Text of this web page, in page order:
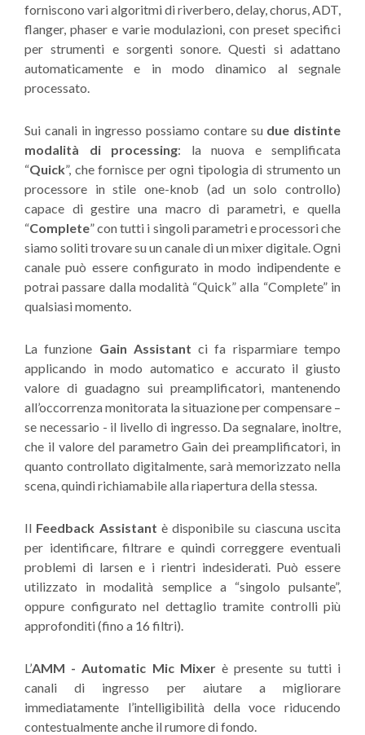
forniscono vari algoritmi di riverbero, delay, chorus, ADT,
flanger, phaser e varie modulazioni, con preset specifici
per strumenti e sorgenti sonore. Questi si adattano
automaticamente e in modo dinamico al segnale
processato.
Sui canali in ingresso possiamo contare su due distinte
modalità di processing: la nuova e semplificata
“Quick”, che fornisce per ogni tipologia di strumento un
processore in stile one-knob (ad un solo controllo)
capace di gestire una macro di parametri, e quella
“Complete” con tutti i singoli parametri e processori che
siamo soliti trovare su un canale di un mixer digitale. Ogni
canale può essere configurato in modo indipendente e
potrai passare dalla modalità “Quick” alla “Complete” in
qualsiasi momento.
La funzione Gain Assistant ci fa risparmiare tempo
applicando in modo automatico e accurato il giusto
valore di guadagno sui preamplificatori, mantenendo
all’occorrenza monitorata la situazione per compensare –
se necessario - il livello di ingresso. Da segnalare, inoltre,
che il valore del parametro Gain dei preamplificatori, in
quanto controllato digitalmente, sarà memorizzato nella
scena, quindi richiamabile alla riapertura della stessa.
Il Feedback Assistant è disponibile su ciascuna uscita
per identificare, filtrare e quindi correggere eventuali
problemi di larsen e i rientri indesiderati. Può essere
utilizzato in modalità semplice a “singolo pulsante”,
oppure configurato nel dettaglio tramite controlli più
approfonditi (fino a 16 filtri).
L’AMM - Automatic Mic Mixerè presente su tutti i
canali di ingresso per aiutare a migliorare
immediatamente l’intelligibilità della voce riducendo
contestualmente anche il rumore di fondo.